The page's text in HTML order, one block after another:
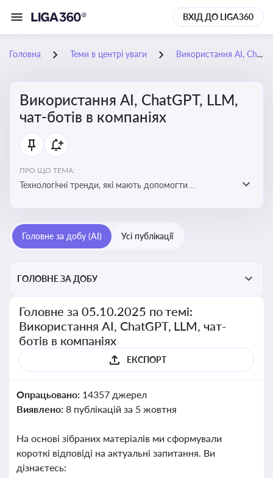
ВХІД ДО LIGA360
Головна Теми в центрі уваги Використання AI, ChatGPT, LLM, чат-ботів в компаніях
Використання AI, ChatGPT, LLM,
чат-ботів в компаніях
ПРО ЩО ТЕМА:
Технологічні тренди, які мають допомогти
ефективність і знизити витрати компаній
Головне за добу (AI) Усі публікації
ГОЛОВНЕ ЗА ДОБУ
Головне за 05.10.2025 по темі:
Використання AI, ChatGPT, LLM, чат-
ботів в компаніях
ЕКСПОРТ
Опрацьовано: 14357 джерел
Виявлено: 8 публікацій за 5 жовтня
На основі зібраних матеріалів ми сформували
короткі відповіді на актуальні запитання. Ви
дізнаєтесь: